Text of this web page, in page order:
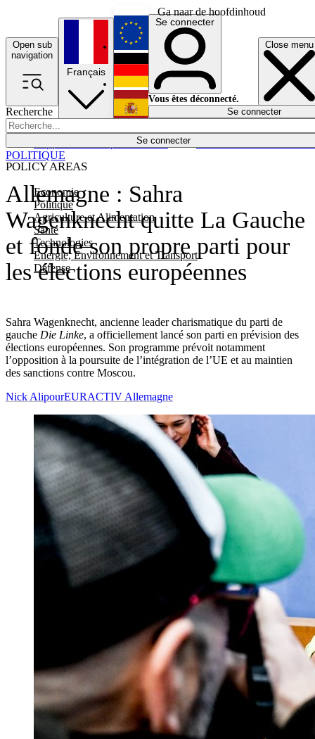
Ga naar de hoofdinhoud
Open sub
navigation
Close menu
Recherche
Se connecter
POLICY AREAS
Economie
Politique
Agriculture et Alimentation
Santé
Technologies
Energie, Environnement et Transport
Défense
Économie
Français
English
Deutsch
Español
Se connecter
Vous êtes déconnecté.
Se connecter
Allemagne : Sahra
Wagenknecht quitte La Gauche
et fonde son propre parti pour
les élections européennes
Sahra Wagenknecht, ancienne leader charismatique du parti de
gauche Die Linke, a officiellement lancé son parti en prévision des
élections européennes. Son programme prévoit notamment
l’opposition à la poursuite de l’intégration de l’UE et au maintien
des sanctions contre Moscou.
POLITIQUE
Nick AlipourEURACTIV Allemagne